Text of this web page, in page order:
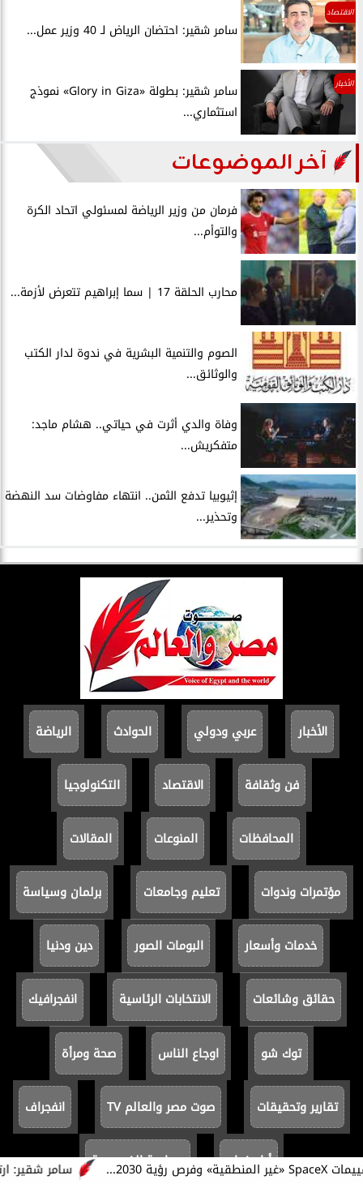
سامر شقير:
الاقتصاد
سامر شقير: احتضان الرياض لـ 40 وزير عمل...
الأخبار
سامر شقير: بطولة «Glory in Giza» نموذج
استثماري...
آخر الموضوعات
فرمان من وزير الرياضة لمسئولي اتحاد الكرة
والتوأم...
محارب الحلقة 17 | سما إبراهيم تتعرض لأزمة...
الصوم والتنمية البشرية في ندوة لدار الكتب
والوثائق...
وفاة والدي أثرت في حياتي.. هشام ماجد:
متفكريش...
إثيوبيا تدفع الثمن.. انتهاء مفاوضات سد النهضة
وتحذير...
الأخبار عربي ودولي الحوادث الرياضة
فن وثقافة الاقتصاد التكنولوجيا
المحافظات المنوعات المقالات
مؤتمرات وندوات تعليم وجامعات برلمان وسياسة
خدمات وأسعار البومات الصور دين ودنيا
حقائق وشائعات الانتخابات الرئاسية انفجرافيك
توك شو اوجاع الناس صحة ومرأة
تقارير وتحقيقات صوت مصر والعالم TV انفجراف
أيام زمان سياسة الخصوصية